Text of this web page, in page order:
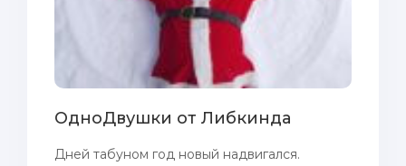
ОдноДвушки от Либкинда
Дней табуном год новый надвигался.